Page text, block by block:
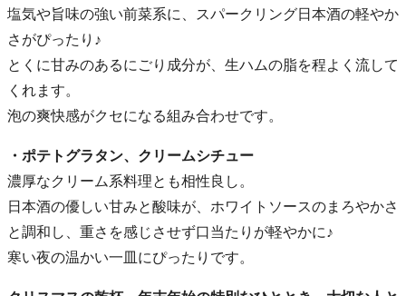
塩気や旨味の強い前菜系に、スパークリング日本酒の軽やか
さがぴったり♪
とくに甘みのあるにごり成分が、生ハムの脂を程よく流して
くれます。
泡の爽快感がクセになる組み合わせです。
・ポテトグラタン、クリームシチュー
濃厚なクリーム系料理とも相性良し。
日本酒の優しい甘みと酸味が、ホワイトソースのまろやかさ
と調和し、重さを感じさせず口当たりが軽やかに♪
寒い夜の温かい一皿にぴったりです。